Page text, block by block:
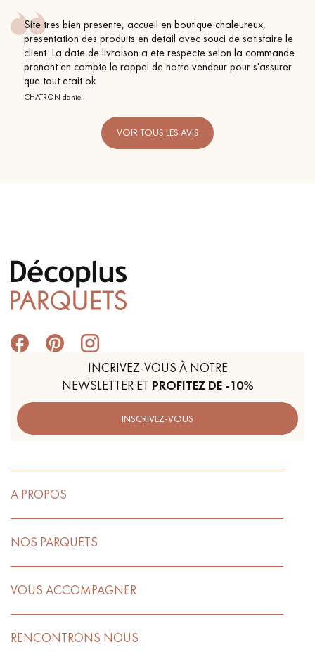
Site tres bien presente, accueil en boutique chaleureux,
presentation des produits en detail avec souci de satisfaire le
client. La date de livraison a ete respecte selon la commande
prenant en compte le rappel de notre vendeur pour s'assurer
que tout etait ok
CHATRON daniel
VOIR TOUS LES AVIS
INCRIVEZ-VOUS À NOTRE
NEWSLETTER ET PROFITEZ DE -10%
INSCRIVEZ-VOUS
A PROPOS
NOS PARQUETS
VOUS ACCOMPAGNER
RENCONTRONS NOUS